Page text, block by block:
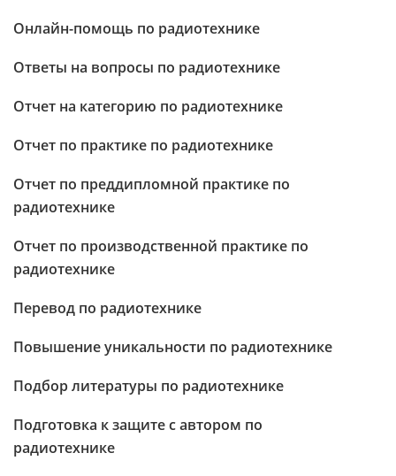
Онлайн-помощь по радиотехнике
Ответы на вопросы по радиотехнике
Отчет на категорию по радиотехнике
Отчет по практике по радиотехнике
Отчет по преддипломной практике по
радиотехнике
Отчет по производственной практике по
радиотехнике
Перевод по радиотехнике
Повышение уникальности по радиотехнике
Подбор литературы по радиотехнике
Подготовка к защите с автором по
радиотехнике